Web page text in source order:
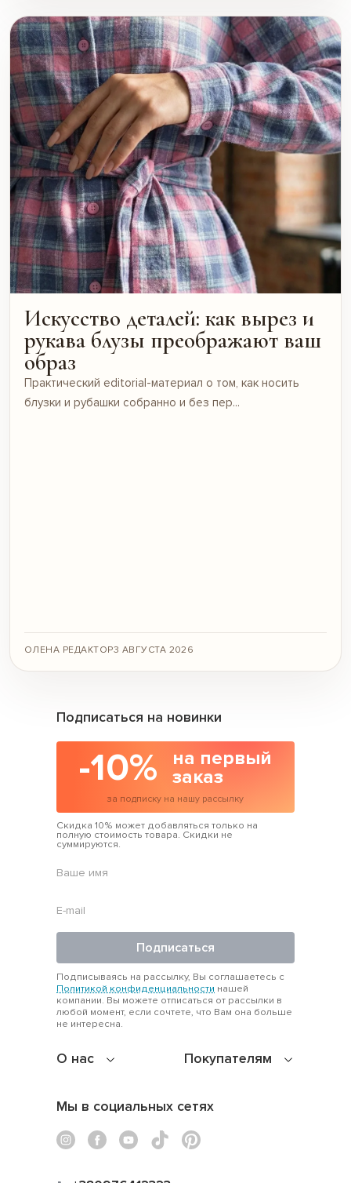
Искусство деталей: как вырез и
рукава блузы преображают ваш
образ
Практический editorial-материал о том, как носить
блузки и рубашки собранно и без пер...
ОЛЕНА РЕДАКТОР3 АВГУСТА 2026
О нас Покупателям
Подписаться на новинки
-10%
на первый
заказ
за подписку на нашу рассылку
Скидка 10% может добавляться только на
полную стоимость товара. Скидки не
суммируются.
Подписаться
Подписываясь на рассылку, Вы соглашаетесь с
Политикой конфиденциальности нашей
компании. Вы можете отписаться от рассылки в
любой момент, если сочтете, что Вам она больше
не интересна.
Мы в социальных сетях